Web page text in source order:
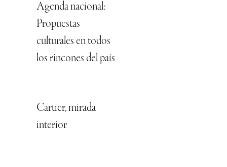
Agenda nacional:
Propuestas
culturales en todos
los rincones del país
Cartier, mirada
interior